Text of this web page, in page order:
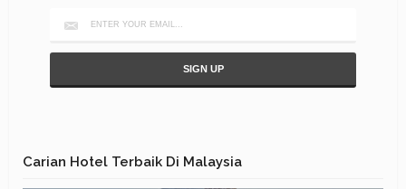
Carian Hotel Terbaik Di Malaysia